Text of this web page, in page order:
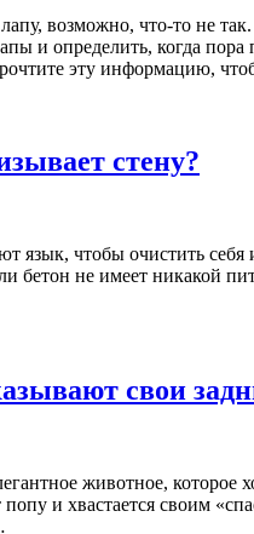
возможно, что-то не
и определить, когда
эту информацию,
стену?
язык, чтобы очистить
бетон не имеет никакой
свои
животное, которое
и хвастается своим